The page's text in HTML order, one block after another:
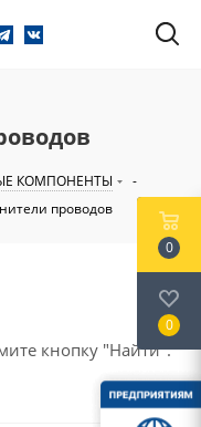
КОМПОНЕНТЫ
-
проводов
кнопку "Найти".
0
0